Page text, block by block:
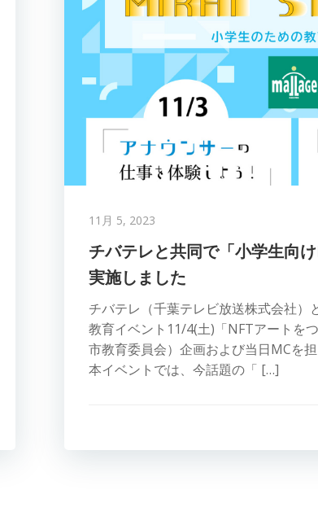
11月 5, 2023
チバテレと共同で「小学生向
実施しました
チバテレ（千葉テレビ放送株式会社
教育イベント11/4(土)「NFTアートを
市教育委員会）企画および当日MCを
本イベントでは、今話題の「 […]